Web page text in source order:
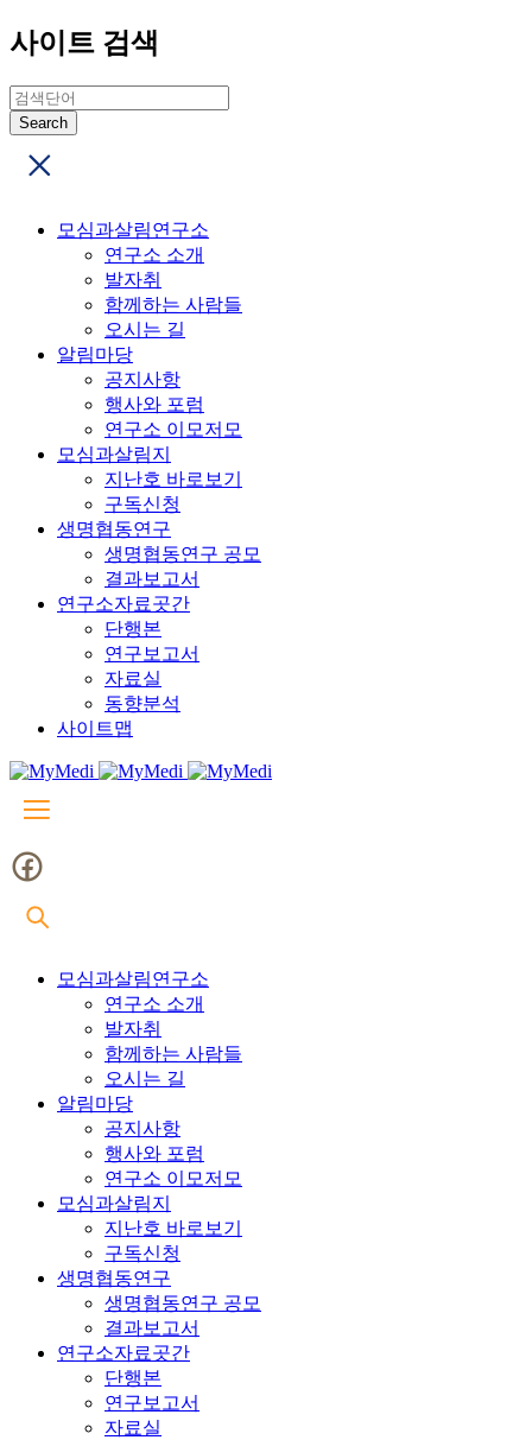
사이트 검색
모심과살림연구소
연구소 소개
발자취
함께하는 사람들
오시는 길
알림마당
공지사항
행사와 포럼
연구소 이모저모
모심과살림지
지난호 바로보기
구독신청
생명협동연구
생명협동연구 공모
결과보고서
연구소자료곳간
단행본
연구보고서
자료실
동향분석
사이트맵
모심과살림연구소
연구소 소개
발자취
함께하는 사람들
오시는 길
알림마당
공지사항
행사와 포럼
연구소 이모저모
모심과살림지
지난호 바로보기
구독신청
생명협동연구
생명협동연구 공모
결과보고서
연구소자료곳간
단행본
연구보고서
자료실